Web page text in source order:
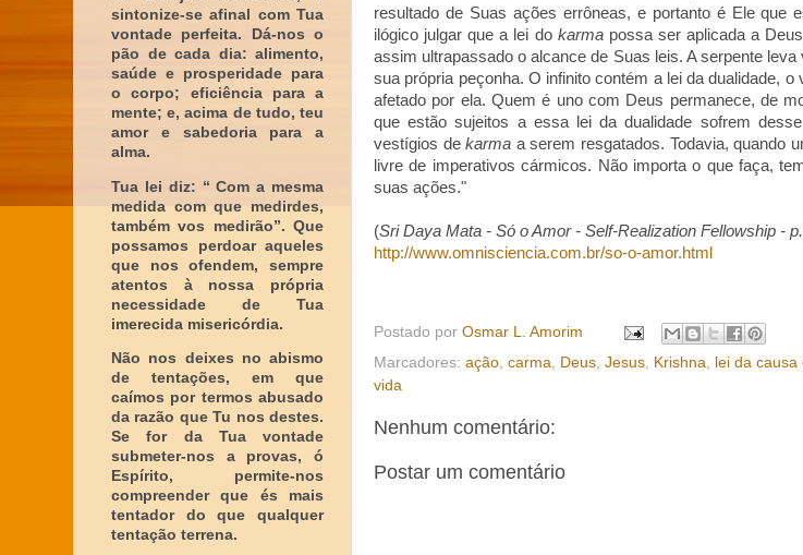
resultado de Suas ações errôneas, e portanto é Ele que
ilógico julgar que a lei do karmapossa ser aplicada a
assim ultrapassado o alcance de Suas leis. A serpente
sua própria peçonha. O infinito contém a lei da dualidade, o
afetado por ela. Quem é uno com Deus permanece, de
que estão sujeitos a essa lei da dualidade sofrem
vestígios dekarma a serem resgatados. Todavia, quando
livre de imperativos cármicos. Não importa o que faça,
suas ações."
(Sri Daya Mata - Só o Amor - Self-Realization Fellowship -
http://www.omnisciencia.com.br/so-o-amor.html
Postado por Osmar L. Amorim
Marcadores: ação carma Deus Jesus Krishna lei da causa
vida
Nenhum comentário:
Postar um comentário
sintonize-se afinal com Tua
vontade perfeita. Dá-nos o
pão de cada dia: alimento,
saúde e prosperidade para
o corpo; eficiência para a
mente; e, acima de tudo, teu
amor e sabedoria para a
alma.
Tua lei diz: “ Com a mesma
medida com que medirdes,
também vos medirão”. Que
possamos perdoar aqueles
que nos ofendem, sempre
atentos à nossa própria
necessidade de Tua
imerecida misericórdia.
Não nos deixes no abismo
de tentações, em que
caímos por termos abusado
da razão que Tu nos destes.
Se for da Tua vontade
submeter-nos a provas, ó
Espírito, permite-nos
compreender que és mais
tentador do que qualquer
tentação terrena.